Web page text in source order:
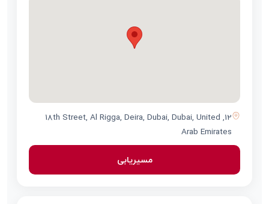
12, 18th Street, Al Rigga, Deira, Dubai, Dubai, United
Arab Emirates
مسیریابی